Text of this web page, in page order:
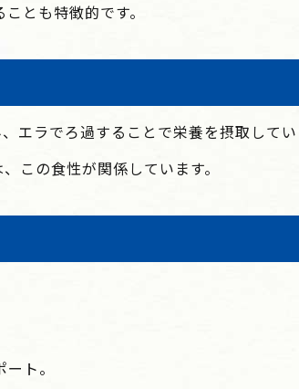
とも特徴的です。
エラでろ過することで栄養を摂取して
この食性が関係しています。
ト。